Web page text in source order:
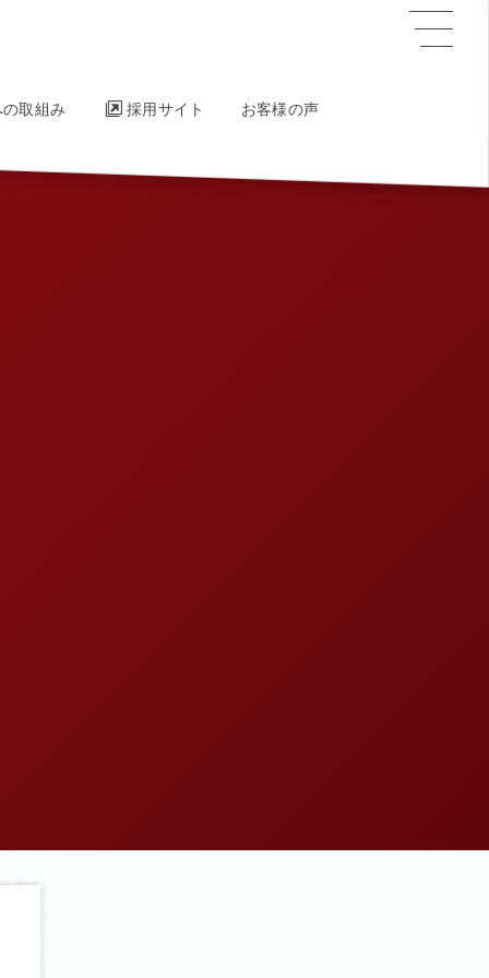
取組み 採用サイト お客様の声